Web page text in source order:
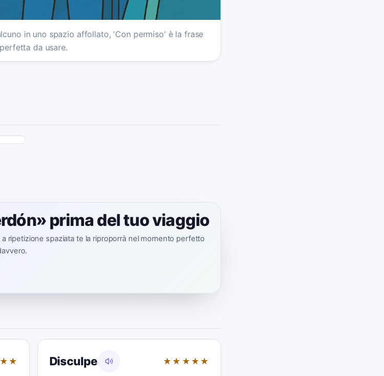
in uno spazio affollato, 'Con permiso' è la frase
perfetta da usare.
prima del tuo viaggio
ripetizione spaziata te la riproporrà nel momento perfetto
Disculpe ★★★★★